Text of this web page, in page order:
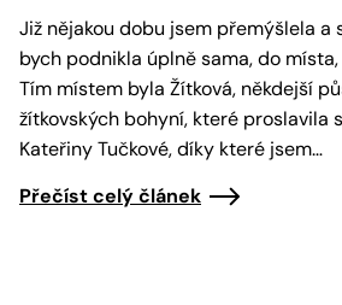
Již nějakou dobu jsem přemýšlela a
bych podnikla úplně sama, do
Tím místem byla Žítková, někdejší
žítkovských bohyní, které proslavila
Kateřiny Tučkové, díky které jsem…
Přečíst celý článek